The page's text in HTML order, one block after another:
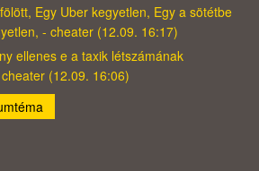
Egy Uber kegyetlen, Egy a sötétbe
- cheater (12.09. 16:17)
ellenes e a taxik létszámának
(12.09. 16:06)